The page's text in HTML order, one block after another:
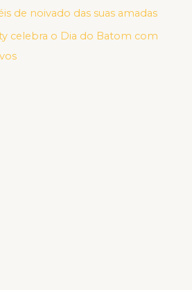
de noivado das suas amadas
celebra o Dia do Batom com